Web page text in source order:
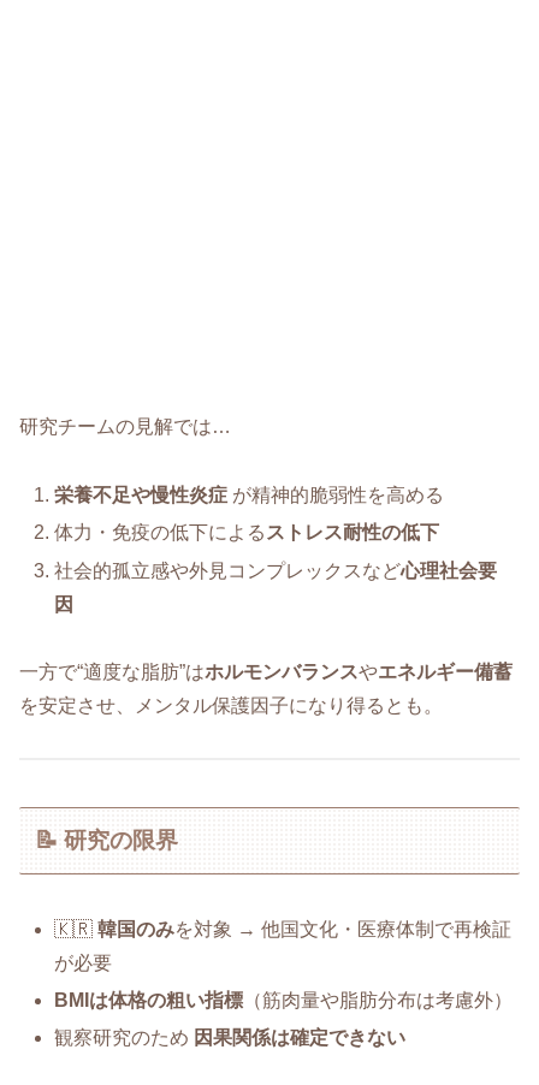
研究チームの見解では…
栄養不足や慢性炎症 が精神的脆弱性を高める
体力・免疫の低下によるストレス耐性の低下
社会的孤立感や外見コンプレックスなど心理社会要
因
一方で“適度な脂肪”はホルモンバランスやエネルギー備蓄
を安定させ、メンタル保護因子になり得るとも。
📝 研究の限界
🇰🇷韓国のみを対象 → 他国文化・医療体制で再検証
が必要
BMIは体格の粗い指標 （筋肉量や脂肪分布は考慮外）
観察研究のため 因果関係は確定できない